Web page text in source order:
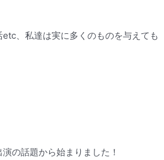
、私達は実に多くのものを与えても
の話題から始まりました！